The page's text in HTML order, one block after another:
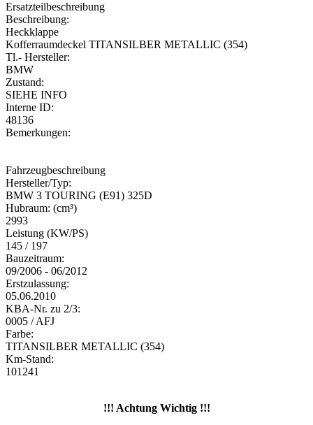
Ersatzteilbeschreibung
Beschreibung:
Heckklappe
Kofferraumdeckel TITANSILBER METALLIC (354)
Tl.- Hersteller:
BMW
Zustand:
SIEHE INFO
Interne ID:
48136
Bemerkungen:
Fahrzeugbeschreibung
Hersteller/Typ:
BMW 3 TOURING (E91) 325D
Hubraum: (cm³)
2993
Leistung (KW/PS)
145 / 197
Bauzeitraum:
09/2006 - 06/2012
Erstzulassung:
05.06.2010
KBA-Nr. zu 2/3:
0005 / AFJ
Farbe:
TITANSILBER METALLIC (354)
Km-Stand:
101241
!!! Achtung Wichtig !!!